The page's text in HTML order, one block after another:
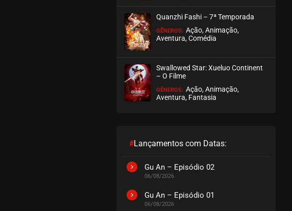
Quanzhi Fashi – 7ª Temporada
GÊNEROS: Ação, Animação,
Aventura, Comédia
Swallowed Star: Xueluo Continent
– O Filme
GÊNEROS: Ação, Animação,
Aventura, Fantasia
#Lançamentos com Datas:
Gu An – Episódio 02
06/08/2026
Gu An – Episódio 01
06/08/2026